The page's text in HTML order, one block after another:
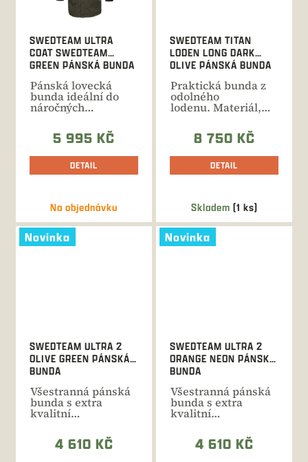
Na objednávku
SWEDTEAM ULTRA
COAT SWEDTEAM
GREEN PÁNSKÁ BUNDA
Pánská lovecká
bunda ideální do
náročných
proměnlivých
podmínek. Díky
skvělým...
5 995 KČ
DETAIL
Skladem (1 ks)
SWEDTEAM TITAN
LODEN LONG DARK
OLIVE PÁNSKÁ BUNDA
Praktická bunda z
odolného
lodenu. Materiál,
8 750 KČ
DETAIL
Novinka
SWEDTEAM ULTRA 2
OLIVE GREEN PÁNSKÁ
BUNDA
Všestranná pánská
bunda s extra
kvalitní
propracovaný
střih,...4 610 KČ
Novinka
SWEDTEAM ULTRA 2
ORANGE NEON PÁNSKÁ
BUNDA
Všestranná pánská
bunda s extra
kvalitní
propracovaný
střih,...4 610 KČ